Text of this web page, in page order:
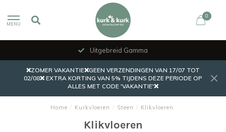
MENU
0
Uitgebreid Gamma
❌ZOMER VAKANTIE❌GEEN VERZENDINGEN VAN 17/07 TOT
02/08❌ EXTRA KORTING VAN 5% TIJDENS DEZE PERIODE OP
ALLES MET CODE 'VAKANTIE'❌
Home / Kurkvloeren / Steen / Klikvloeren
Klikvloeren